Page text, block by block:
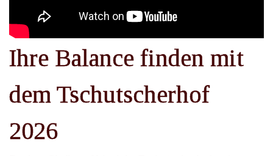
Zimmer
Das ganze Jahr
Familie
Wellbeing
Ihre Balance finden mit
dem Tschutscherhof
2026